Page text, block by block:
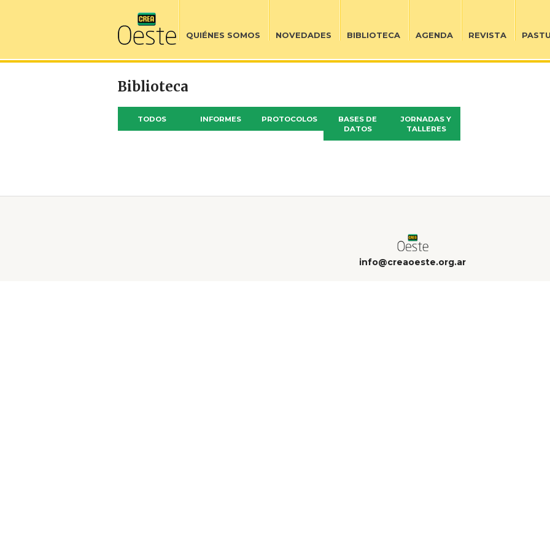
QUIÉNES SOMOS NOVEDADES BIBLIOTECA AGENDA REVISTA
Biblioteca
TODOS INFORMES PROTOCOLOS
BASES DE
DATOS
JORNADAS Y
TALLERES
info@creaoeste.org.ar